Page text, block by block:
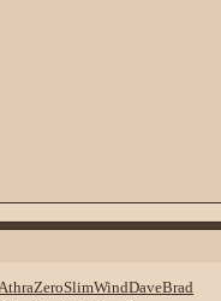
thraZeroSlimWindDaveBrad